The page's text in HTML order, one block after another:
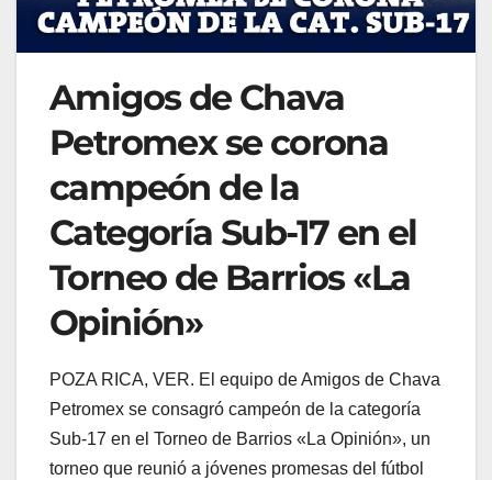
Amigos de Chava
Petromex se corona
campeón de la
Categoría Sub-17 en el
Torneo de Barrios «La
Opinión»
POZA RICA, VER. El equipo de Amigos de Chava
Petromex se consagró campeón de la categoría
Sub-17 en el Torneo de Barrios «La Opinión», un
torneo que reunió a jóvenes promesas del fútbol